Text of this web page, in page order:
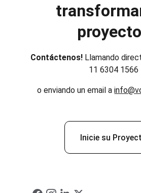
Contáctenos! Llamando
11 6304 1566
o enviando un email a
Inicie su